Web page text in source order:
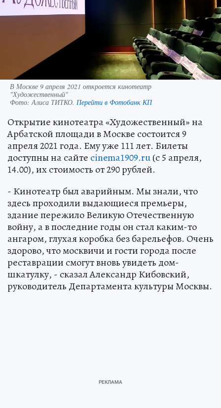
В Москве 9 апреля 2021 откроется кинотеатр
"Художественный"
Фото: Алиса ТИТКО. Перейти в Фотобанк КП
Открытие кинотеатра «Художественный» на
Арбатской площади в Москве состоится 9
апреля 2021 года. Ему уже 111 лет. Билеты
доступны на сайте cinema1909.ru(с 5 апреля,
14.00), их стоимость от 290 рублей.
- Кинотеатр был аварийным. Мы знали, что
здесь проходили выдающиеся премьеры,
здание пережило Великую Отечественную
войну, а в последние годы он стал каким-то
ангаром, глухая коробка без барельефов. Очень
здорово, что москвичи и гости города после
реставрации смогут вновь увидеть дом-
шкатулку, - сказал Александр Кибовский,
руководитель Департамента культуры Москвы.